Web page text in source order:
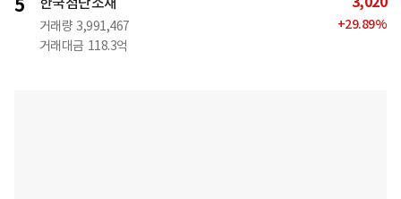
5
거래량 3,991,467
거래대금 118.3억
+29.89%